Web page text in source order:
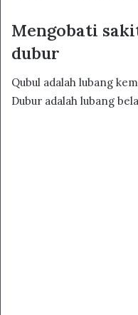
Mengobati
dubur
Qubul adalah lubang
Dubur adalah lubang